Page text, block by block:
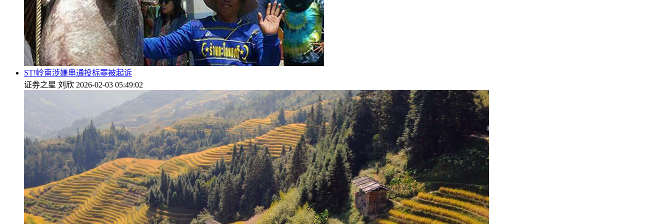
ST!岭南涉嫌串通投标罪被起诉
证券之星 刘欣 2026-02-03 05:49:02